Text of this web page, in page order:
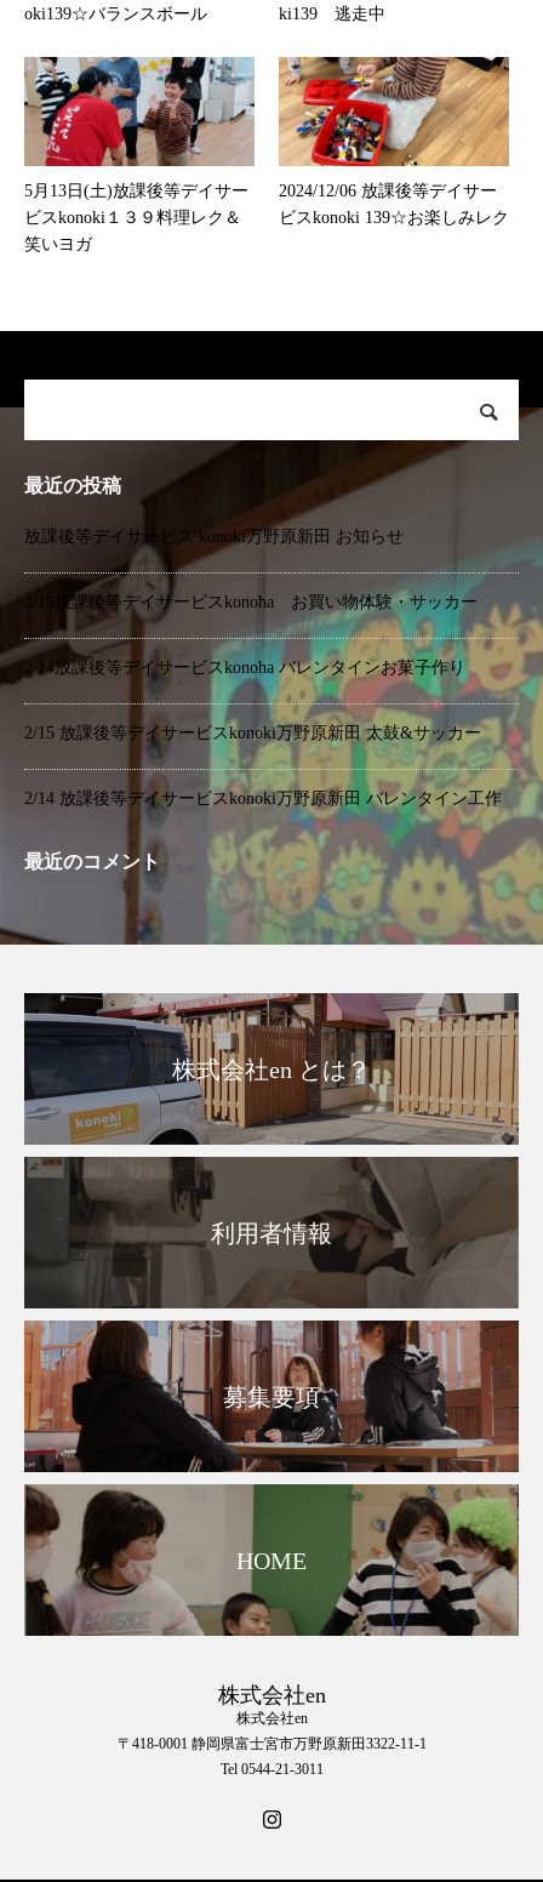
oki139☆バランスボール
ki139 逃走中
5月13日(土)放課後等デイサー
ビスkonoki１３９料理レク＆
笑いヨガ
2024/12/06 放課後等デイサー
ビスkonoki 139☆お楽しみレク
最近の投稿
放課後等デイサービス konoki万野原新田 お知らせ
2/15放課後等デイサービスkonoha お買い物体験・サッカー
2/14放課後等デイサービスkonoha バレンタインお菓子作り
2/15 放課後等デイサービスkonoki万野原新田 太鼓&サッカー
2/14 放課後等デイサービスkonoki万野原新田 バレンタイン工作
最近のコメント
株式会社en とは？
利用者情報
募集要項
HOME
株式会社en
株式会社en
〒418-0001 静岡県富士宮市万野原新田3322-11-1
Tel 0544-21-3011